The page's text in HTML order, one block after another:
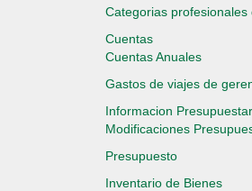
Categorias profesionales
Cuentas
Cuentas Anuales
Gastos de viajes de
Informacion
Modificaciones
Presupuesto
Inventario de Bienes